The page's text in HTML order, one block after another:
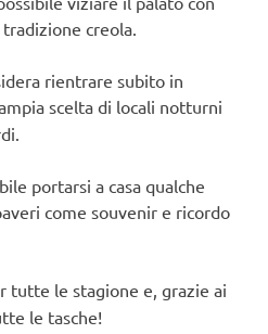
creola.
rientrare subito in
scelta di locali notturni
portarsi a casa qualche
come souvenir e ricordo
tutte le stagione e, grazie ai
le tasche!